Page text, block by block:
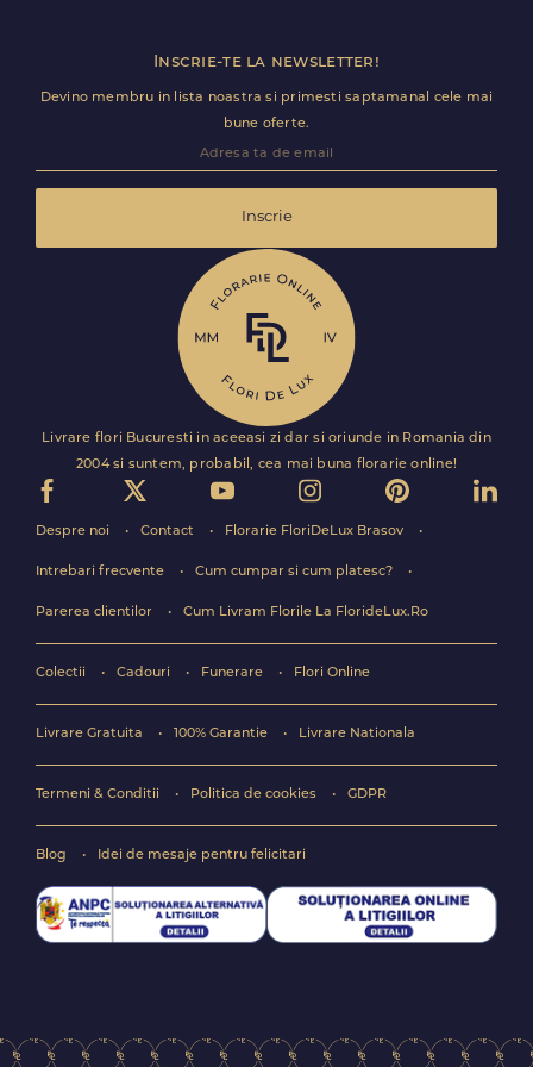
Inscrie-te la newsletter!
Devino membru in lista noastra si primesti saptamanal cele mai
bune oferte.
Inscrie
Livrare flori Bucuresti in aceeasi zi dar si oriunde in Romania din
2004 si suntem, probabil, cea mai buna florarie online!
Despre noi Contact Florarie FloriDeLux Brasov
Intrebari frecvente Cum cumpar si cum platesc?
Parerea clientilor Cum Livram Florile La FlorideLux.Ro
Colectii Cadouri Funerare Flori Online
Livrare Gratuita 100% Garantie Livrare Nationala
Termeni & Conditii Politica de cookies GDPR
Blog Idei de mesaje pentru felicitari